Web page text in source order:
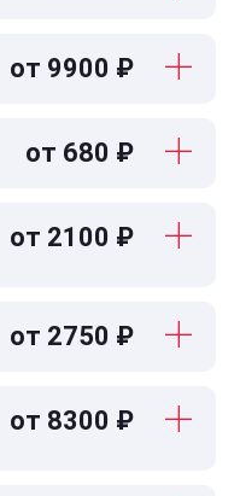
от 9900 ₽
от 680 ₽
от 2100 ₽
от 2750 ₽
от 8300 ₽